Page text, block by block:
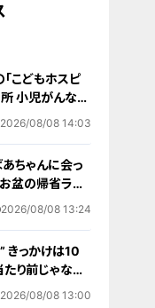
こどもホスピ
小児がんなど
家族を支える施
2026/08/08 14:03
あちゃんに会っ
盆の帰省ラッ
新幹線下りがピ
2026/08/08 13:24
きっかけは10
り前じゃなか
ロの過酷スケ
2026/08/08 13:00